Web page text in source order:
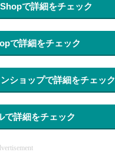
で詳細をチェック
で詳細をチェック
ショップで詳細をチェック
で詳細をチェック